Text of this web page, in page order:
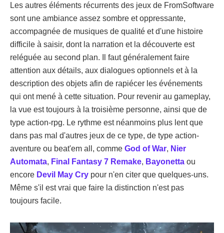
Les autres éléments récurrents des jeux de FromSoftware
sont une ambiance assez sombre et oppressante,
accompagnée de musiques de qualité et d'une histoire
difficile à saisir, dont la narration et la découverte est
reléguée au second plan. Il faut généralement faire
attention aux détails, aux dialogues optionnels et à la
description des objets afin de rapiécer les événements
qui ont mené à cette situation. Pour revenir au gameplay,
la vue est toujours à la troisième personne, ainsi que de
type action-rpg. Le rythme est néanmoins plus lent que
dans pas mal d'autres jeux de ce type, de type action-
aventure ou beat'em all, comme God of War, Nier
Automata, Final Fantasy 7 Remake, Bayonetta ou
encore Devil May Cry pour n'en citer que quelques-uns.
Même s'il est vrai que faire la distinction n'est pas
toujours facile.